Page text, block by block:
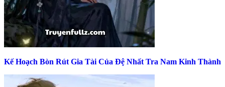
Kế Hoạch Bòn Rút Gia Tài Của Đệ Nhất Tra Nam Kinh Thành